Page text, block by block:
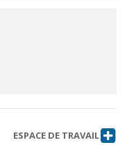
ESPACE DE TRAVAIL